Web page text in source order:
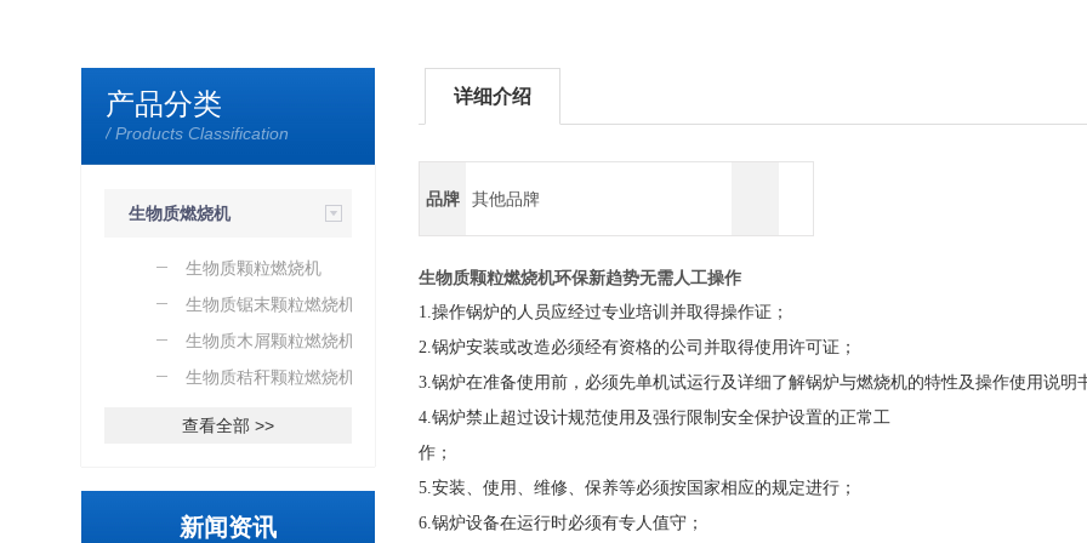
产品分类
/ Products Classification
生物质燃烧机
生物质颗粒燃烧机
生物质锯末颗粒燃烧机
生物质木屑颗粒燃烧机
生物质秸秆颗粒燃烧机
查看全部 >>
新闻资讯
详细介绍
品牌 其他品牌
生物质颗粒燃烧机环保新趋势无需人工操作
1.操作锅炉的人员应经过专业培训并取得操作证；
2.锅炉安装或改造必须经有资格的公司并取得使用许可证；
3.锅炉在准备使用前，必须先单机试运行及详细了解锅炉与燃烧机的特性及操作使用说明
4.锅炉禁止超过设计规范使用及强行限制安全保护设置的正常工
作；
5.安装、使用、维修、保养等必须按国家相应的规定进行；
6.锅炉设备在运行时必须有专人值守；